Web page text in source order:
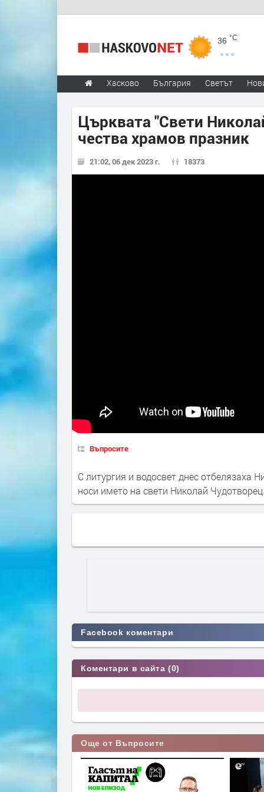
36 °C
Хасково България Светът
Църквата "Свети
чества храмов празник
21:02, 06 дек 2023 г. 18373
Въпросите
С литургия и водосвет днес отбелязаха
носи името на свети Николай Чудотворец.
Facebook коментари
Коментари в сайта (0)
Още от Въпросите